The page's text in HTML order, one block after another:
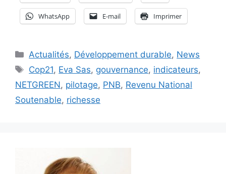
WhatsApp E-mail Imprimer
Catégories
Actualités, Développement durable, News
Étiquettes
Cop21, Eva Sas, gouvernance, indicateurs,
NETGREEN, pilotage, PNB, Revenu National
Soutenable, richesse